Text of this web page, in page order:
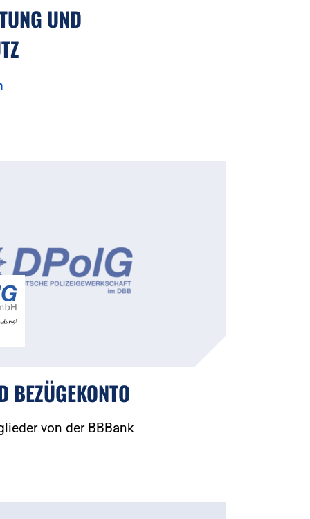
UND
BEZÜGEKONTO
von der BBBank